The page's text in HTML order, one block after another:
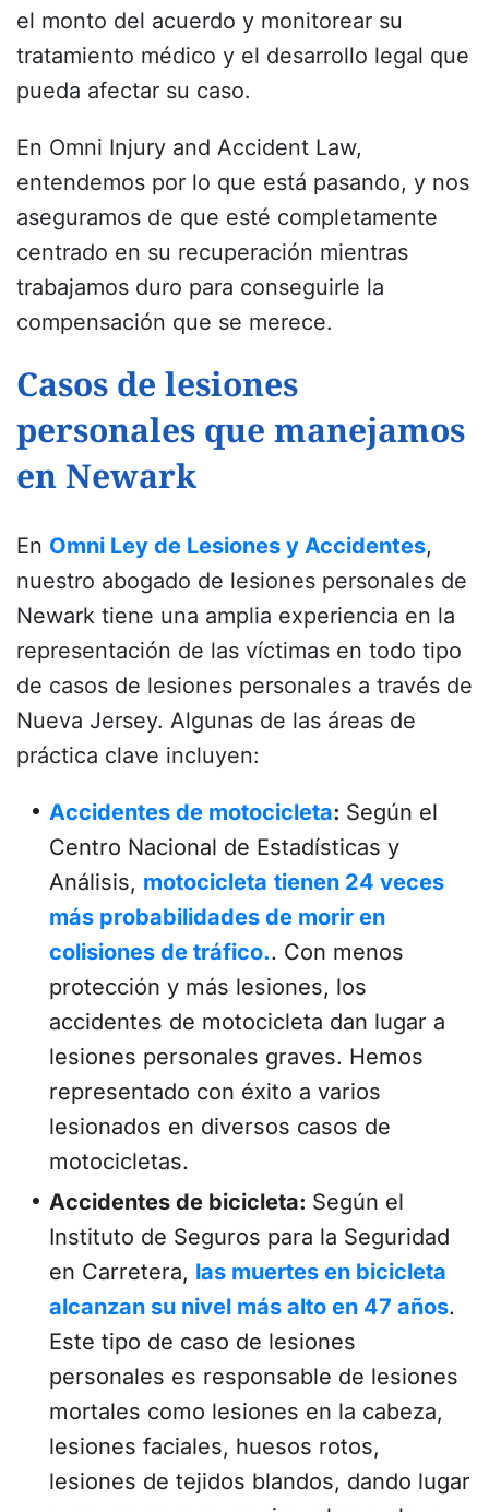
el monto del acuerdo y monitorear su
tratamiento médico y el desarrollo legal que
pueda afectar su caso.
En Omni Injury and Accident Law,
entendemos por lo que está pasando, y nos
aseguramos de que esté completamente
centrado en su recuperación mientras
trabajamos duro para conseguirle la
compensación que se merece.
Casos de lesiones
personales que manejamos
en Newark
En Omni Ley de Lesiones y Accidentes,
nuestro abogado de lesiones personales de
Newark tiene una amplia experiencia en la
representación de las víctimas en todo tipo
de casos de lesiones personales a través de
Nueva Jersey. Algunas de las áreas de
práctica clave incluyen:
Accidentes de motocicleta: Según el
Centro Nacional de Estadísticas y
Análisis, motocicleta tienen 24 veces
más probabilidades de morir en
colisiones de tráfico.. Con menos
protección y más lesiones, los
accidentes de motocicleta dan lugar a
lesiones personales graves. Hemos
representado con éxito a varios
lesionados en diversos casos de
motocicletas.
Accidentes de bicicleta: Según el
Instituto de Seguros para la Seguridad
en Carretera, las muertes en bicicleta
alcanzan su nivel más alto en 47 años.
Este tipo de caso de lesiones
personales es responsable de lesiones
mortales como lesiones en la cabeza,
lesiones faciales, huesos rotos,
lesiones de tejidos blandos, dando lugar